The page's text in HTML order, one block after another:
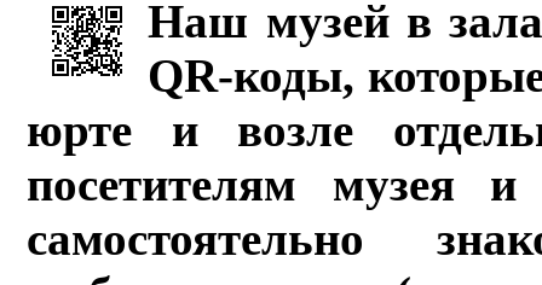
Наш музей в
QR-коды,
юрте и возле
посетителям музея и
самостоятельно